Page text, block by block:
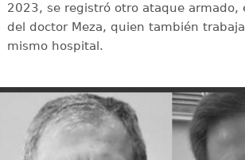
2023, se registró otro ataque armado,
del doctor Meza, quien también
mismo hospital.